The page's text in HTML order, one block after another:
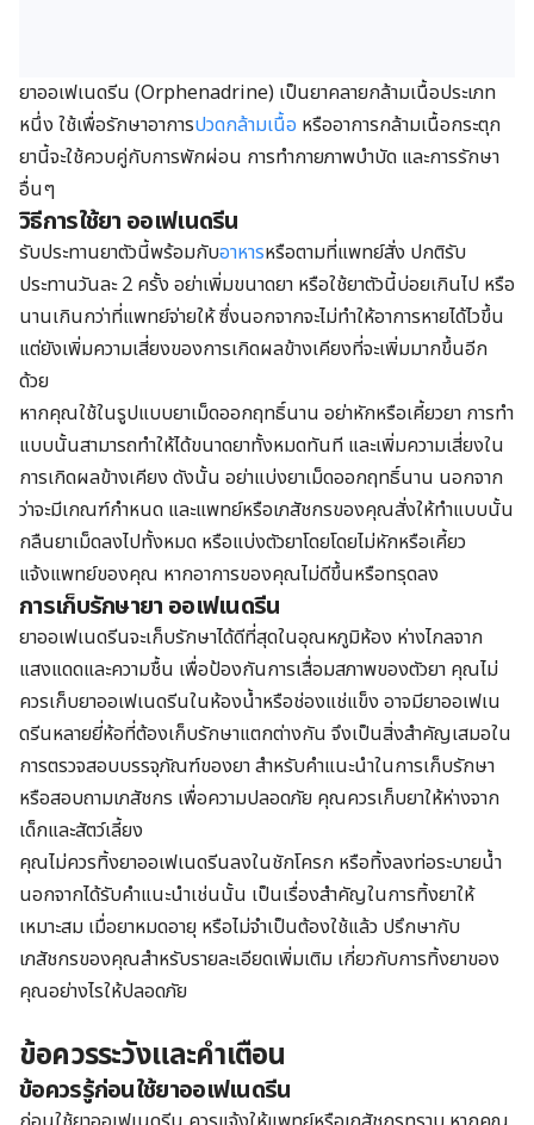
ยาออเฟเนดรีน (Orphenadrine) เป็นยาคลายกล้ามเนื้อประเภท
หนึ่ง ใช้เพื่อรักษาอาการปวดกล้ามเนื้อ หรืออาการกล้ามเนื้อกระตุก
ยานี้จะใช้ควบคู่กับการพักผ่อน การทำกายภาพบำบัด และการรักษา
อื่นๆ
วิธีการใช้ยา ออเฟเนดรีน
รับประทานยาตัวนี้พร้อมกับอาหารหรือตามที่แพทย์สั่ง ปกติรับ
ประทานวันละ 2 ครั้ง อย่าเพิ่มขนาดยา หรือใช้ยาตัวนี้บ่อยเกินไป หรือ
นานเกินกว่าที่แพทย์จ่ายให้ ซึ่งนอกจากจะไม่ทำให้อาการหายได้ไวขึ้น
แต่ยังเพิ่มความเสี่ยงของการเกิดผลข้างเคียงที่จะเพิ่มมากขึ้นอีก
ด้วย
หากคุณใช้ในรูปแบบยาเม็ดออกฤทธิ์นาน อย่าหักหรือเคี้ยวยา การทำ
แบบนั้นสามารถทำให้ได้ขนาดยาทั้งหมดทันที และเพิ่มความเสี่ยงใน
การเกิดผลข้างเคียง ดังนั้น อย่าแบ่งยาเม็ดออกฤทธิ์นาน นอกจาก
ว่าจะมีเกณฑ์กำหนด และแพทย์หรือเภสัชกรของคุณสั่งให้ทำแบบนั้น
กลืนยาเม็ดลงไปทั้งหมด หรือแบ่งตัวยาโดยโดยไม่หักหรือเคี้ยว
แจ้งแพทย์ของคุณ หากอาการของคุณไม่ดีขึ้นหรือทรุดลง
การเก็บรักษายา ออเฟเนดรีน
ยาออเฟเนดรีนจะเก็บรักษาได้ดีที่สุดในอุณหภูมิห้อง ห่างไกลจาก
แสงแดดและความชื้น เพื่อป้องกันการเสื่อมสภาพของตัวยา คุณไม่
ควรเก็บยาออเฟเนดรีนในห้องน้ำหรือช่องแช่แข็ง อาจมียาออเฟเน
ดรีนหลายยี่ห้อที่ต้องเก็บรักษาแตกต่างกัน จึงเป็นสิ่งสำคัญเสมอใน
การตรวจสอบบรรจุภัณฑ์ของยา สำหรับคำแนะนำในการเก็บรักษา
หรือสอบถามเภสัชกร เพื่อความปลอดภัย คุณควรเก็บยาให้ห่างจาก
เด็กและสัตว์เลี้ยง
คุณไม่ควรทิ้งยาออเฟเนดรีนลงในชักโครก หรือทิ้งลงท่อระบายน้ำ
นอกจากได้รับคำแนะนำเช่นนั้น เป็นเรื่องสำคัญในการทิ้งยาให้
เหมาะสม เมื่อยาหมดอายุ หรือไม่จำเป็นต้องใช้แล้ว ปรึกษากับ
เภสัชกรของคุณสำหรับรายละเอียดเพิ่มเติม เกี่ยวกับการทิ้งยาของ
คุณอย่างไรให้ปลอดภัย
ข้อควรระวังและคำเตือน
ข้อควรรู้ก่อนใช้ยาออเฟเนดรีน